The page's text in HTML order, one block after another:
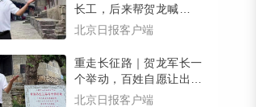
长工，后来帮贺龙喊回了
逃跑的乡亲们，壮大了红
北京日报客户端
重走长征路｜贺龙军长一
个举动，百姓自愿让出家
宅，红三军在南腰界有了
北京日报客户端